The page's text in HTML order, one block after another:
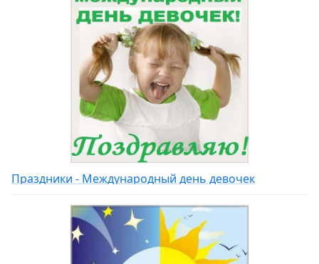
Праздники - Международный день девочек